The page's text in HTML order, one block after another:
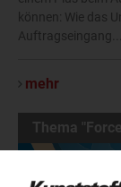
können: Wie das
Auftragseingang...
mehr
Thema